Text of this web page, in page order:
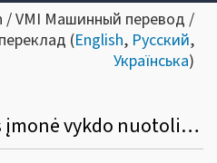
/ VMI Машинный перевод /
(English, Русский,
Українська)
Jungtinės Karalystės įmonė vykdo nuotolinę prekybą. Tiekiamų į Lietuvą prekių nuotolinės prekybos riba (35 000 eurų per kalendorinius metus) buvo viršyta ir todėl Jungtinės Karalystės įmonė Lietuvoje buvo įregistruota PVM mokėtoja. Ar Jungtinės Karalystės įmonė nuo 2021 m sausio 1 d. privalo Lietuvoje mokėti PVM kaip Lietuvos PVM mokėtoja?